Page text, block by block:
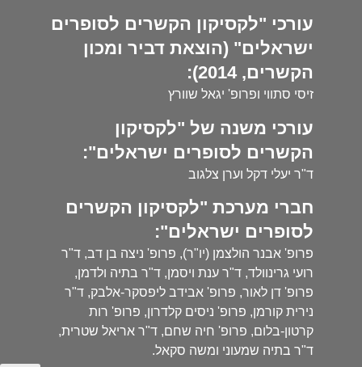
עורכי "לקסיקון הקשרים לסופרים
ישראלים" (הוצאת דביר ומכון
הקשרים, 2014):
זיסי סתווי ופרופ' יגאל שוורץ
עורכי משנה של "לקסיקון
הקשרים לסופרים ישראלים":
ד"ר יעלי דקל וערן צלגוב
חברי מערכת "לקסיקון הקשרים
לסופרים ישראלים":
פרופ' אבנר הולצמן (יו"ר), פרופ' ניצה בן דב, ד"ר
רועי גרינוולד, ד"ר ענת ויסמן, ד"ר בתיה ולדמן,
פרופ' דן לאור, פרופ' אבידב ליפסקר-אלבק, ד"ר
נירית קורמן, פרופ' ניסים קלדרון, פרופ' רות
קרטון-בלום, פרופ' חיה שחם, ד"ר אריאל שטרית,
ד"ר בתיה שמעוני ומשה סקאל.